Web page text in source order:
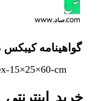
گواهینامه کیبکس 15 در 25 در 60 سانتی‌متر
15×25×60-cm